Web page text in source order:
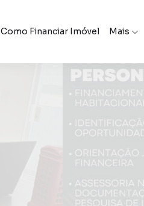
Como Financiar Imóvel Mais